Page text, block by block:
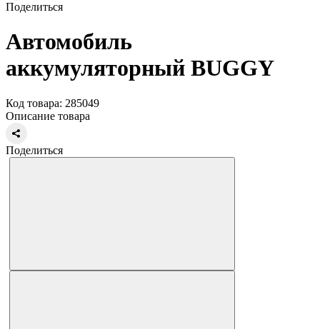
Поделиться
Автомобиль
аккумуляторный BUGGY
Код товара: 285049
Описание товара
Поделиться